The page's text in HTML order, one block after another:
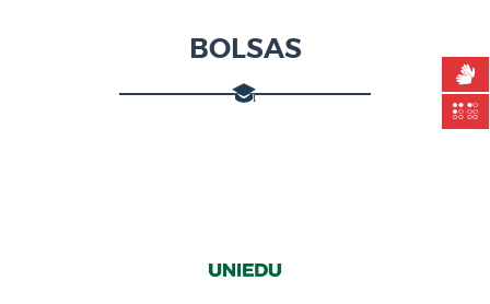
BOLSAS